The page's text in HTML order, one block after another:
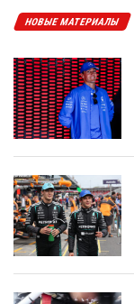
НОВЫЕ МАТЕРИАЛЫ